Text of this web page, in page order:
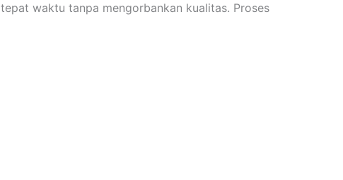
waktu tanpa mengorbankan kualitas. Proses